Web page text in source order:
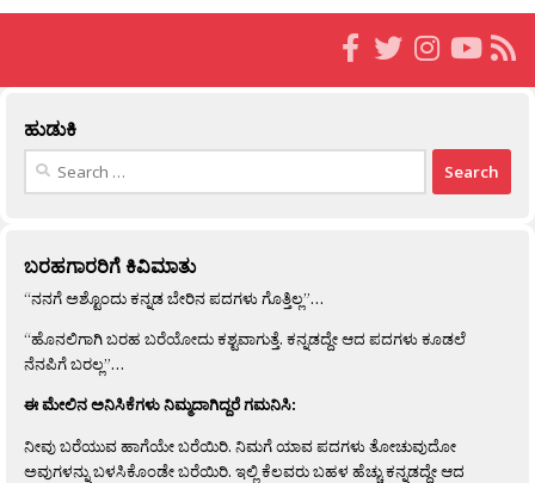
ಹುಡುಕಿ
Search
ಬರಹಗಾರರಿಗೆ ಕಿವಿಮಾತು
“ನನಗೆ ಅಶ್ಟೊಂದು ಕನ್ನಡ ಬೇರಿನ ಪದಗಳು ಗೊತ್ತಿಲ್ಲ”…
“ಹೊನಲಿಗಾಗಿ ಬರಹ ಬರೆಯೋದು ಕಶ್ಟವಾಗುತ್ತೆ. ಕನ್ನಡದ್ದೇ ಆದ ಪದಗಳು ಕೂಡಲೆ
ನೆನಪಿಗೆ ಬರಲ್ಲ”…
ಈ ಮೇಲಿನ ಅನಿಸಿಕೆಗಳು ನಿಮ್ಮದಾಗಿದ್ದರೆ ಗಮನಿಸಿ:
ನೀವು ಬರೆಯುವ ಹಾಗೆಯೇ ಬರೆಯಿರಿ. ನಿಮಗೆ ಯಾವ ಪದಗಳು ತೋಚುವುದೋ
ಅವುಗಳನ್ನು ಬಳಸಿಕೊಂಡೇ ಬರೆಯಿರಿ. ಇಲ್ಲಿ ಕೆಲವರು ಬಹಳ ಹೆಚ್ಚು ಕನ್ನಡದ್ದೇ ಆದ